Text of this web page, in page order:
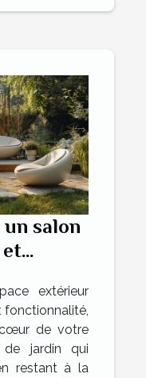
salon
et
extérieur
fonctionnalité,
de votre
de jardin qui
restant à la